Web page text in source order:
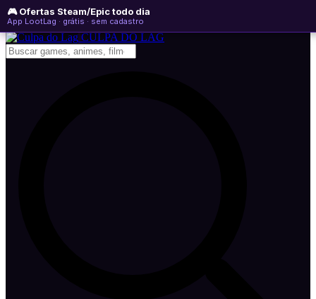
🎮 Ofertas Steam/Epic todo dia
App LootLag · grátis · sem cadastro
sábado, 08 de agosto de 2026 WhatsApp
Newsletter
CULPA DO LAG